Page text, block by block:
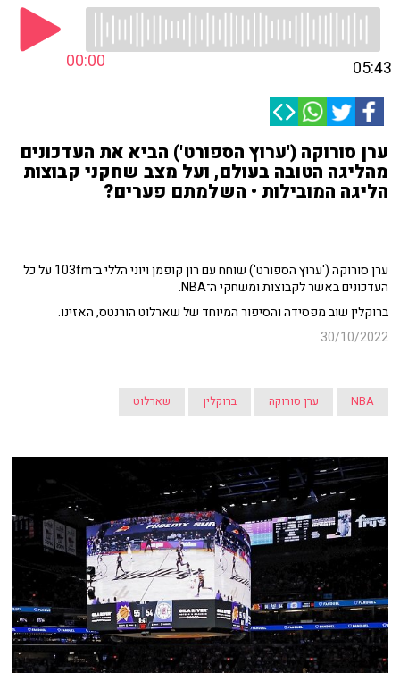
00:00 05:43
ערן סורוקה ('ערוץ הספורט') הביא את העדכונים
מהליגה הטובה בעולם, ועל מצב שחקני קבוצות
הליגה המובילות • השלמתם פערים?
ערן סורוקה ('ערוץ הספורט') שוחח עם רון קופמן ויוני הללי ב־103fm על כל
העדכונים באשר לקבוצות ומשחקי ה־NBA.
ברוקלין שוב מפסידה והסיפור המיוחד של שארלוט הורנטס, האזינו.
30/10/2022
NBA ערן סורוקה ברוקלין שארלוט